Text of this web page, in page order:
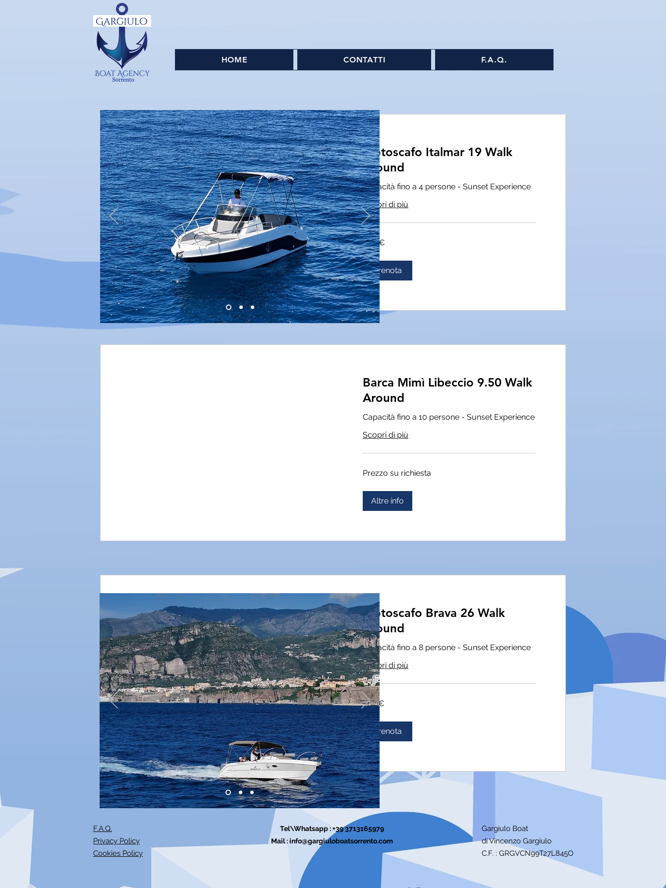
HOME CONTATTI F.A.Q.
Motoscafo Italmar 19 Walk
Around
Capacità fino a 4 persone - Sunset Experience
Scopri di più
305
euro
305 €
Prenota
Barca Mimì Libeccio 9.50 Walk
Around
Capacità fino a 10 persone - Sunset Experience
Scopri di più
su
Prezzo su richiesta
Altre info
Motoscafo Brava 26 Walk
Around
Capacità fino a 8 persone - Sunset Experience
Scopri di più
355
euro
355 €
Prenota
F.A.Q.
Privacy Policy
Cookies Policy
Tel\Whatsapp : +39 3713165979
Mail :info@gargiuloboatsorrento.com
Gargiulo Boat
di Vincenzo Gargiulo
C.F. : GRGVCN99T27L845O